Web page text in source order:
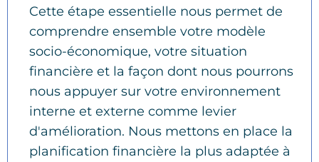
Cette étape essentielle nous permet de
comprendre ensemble votre modèle
socio-économique, votre situation
financière et la façon dont nous pourrons
nous appuyer sur votre environnement
interne et externe comme levier
d'amélioration. Nous mettons en place la
planification financière la plus adaptée à